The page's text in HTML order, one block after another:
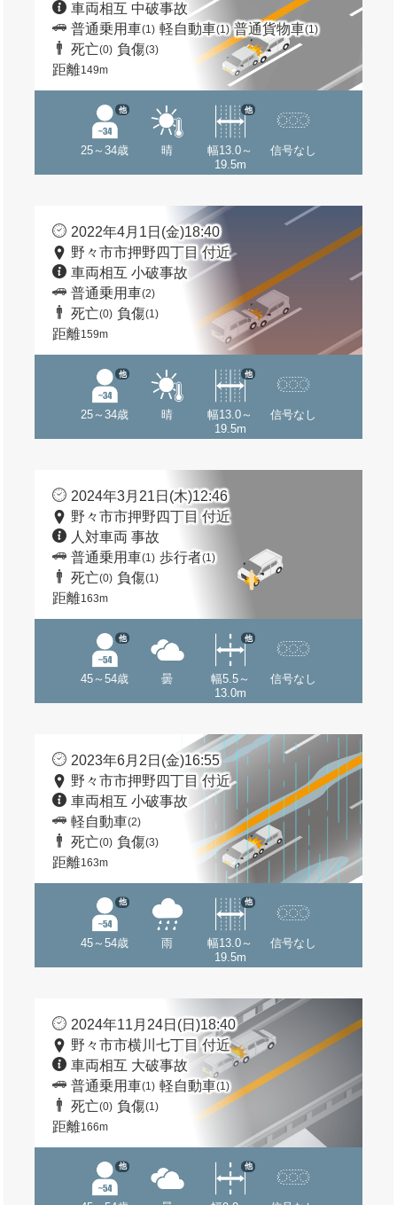
車両相互 中破事故
普通乗用車(1) 軽自動車(1) 普通貨物車(1)
死亡(0) 負傷(3)
距離149m
25～34歳
他
晴
幅13.0～
19.5m
他
信号なし
2022年4月1日(金)18:40
野々市市押野四丁目 付近
車両相互 小破事故
普通乗用車(2)
死亡(0) 負傷(1)
距離159m
25～34歳
他
晴
幅13.0～
19.5m
他
信号なし
2024年3月21日(木)12:46
野々市市押野四丁目 付近
人対車両 事故
普通乗用車(1) 歩行者(1)
死亡(0) 負傷(1)
距離163m
45～54歳
他
曇
幅5.5～
13.0m
他
信号なし
2023年6月2日(金)16:55
野々市市押野四丁目 付近
車両相互 小破事故
軽自動車(2)
死亡(0) 負傷(3)
距離163m
45～54歳
他
雨
幅13.0～
19.5m
他
信号なし
2024年11月24日(日)18:40
野々市市横川七丁目 付近
車両相互 大破事故
普通乗用車(1) 軽自動車(1)
死亡(0) 負傷(1)
距離166m
他 他